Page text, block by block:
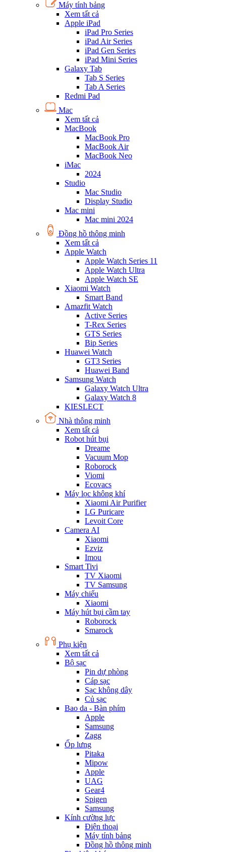
Máy tính bảng
Xem tất cả
Apple iPad
iPad Pro Series
iPad Air Series
iPad Gen Series
iPad Mini Series
Galaxy Tab
Tab S Series
Tab A Series
Redmi Pad
Mac
Xem tất cả
MacBook
MacBook Pro
MacBook Air
MacBook Neo
iMac
2024
Studio
Mac Studio
Display Studio
Mac mini
Mac mini 2024
Đồng hồ thông minh
Xem tất cả
Apple Watch
Apple Watch Series 11
Apple Watch Ultra
Apple Watch SE
Xiaomi Watch
Smart Band
Amazfit Watch
Active Series
T-Rex Series
GTS Series
Bip Series
Huawei Watch
GT3 Series
Huawei Band
Samsung Watch
Galaxy Watch Ultra
Galaxy Watch 8
KIESLECT
Nhà thông minh
Xem tất cả
Robot hút bụi
Dreame
Vacuum Mop
Roborock
Viomi
Ecovacs
Máy lọc không khí
Xiaomi Air Purifier
LG Puricare
Levoit Core
Camera AI
Xiaomi
Ezviz
Imou
Smart Tivi
TV Xiaomi
TV Samsung
Máy chiếu
Xiaomi
Máy hút bụi cầm tay
Roborock
Smarock
Phụ kiện
Xem tất cả
Bộ sạc
Pin dự phòng
Cáp sạc
Sạc không dây
Củ sạc
Bao da - Bàn phím
Apple
Samsung
Zagg
Ốp lưng
Pitaka
Mipow
Apple
UAG
Gear4
Spigen
Samsung
Kính cường lực
Điện thoại
Máy tính bảng
Đồng hồ thông minh